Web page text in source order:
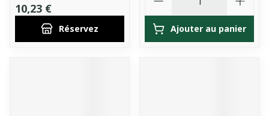
10,23 €
Réservez Ajouter au panier